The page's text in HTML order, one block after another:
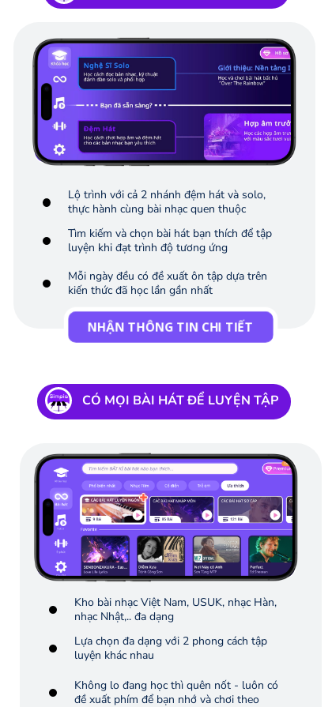
Lộ trình với cả 2 nhánh đệm hát và solo,
thực hành cùng bài nhạc quen thuộc
Tìm kiếm và chọn bài hát bạn thích để tập
luyện khi đạt trình độ tương ứng
Mỗi ngày đều có đề xuất ôn tập dựa trên
kiến thức đã học lần gần nhất
NHẬN THÔNG TIN CHI TIẾT
Kho bài nhạc Việt Nam, USUK, nhạc Hàn,
nhạc Nhật,.. đa dạng
Lựa chọn đa dạng với 2 phong cách tập
luyện khác nhau
Không lo đang học thì quên nốt - luôn có
đề xuất phím để bạn nhớ và chơi theo
CÓ MỌI BÀI HÁT ĐỂ LUYỆN TẬP